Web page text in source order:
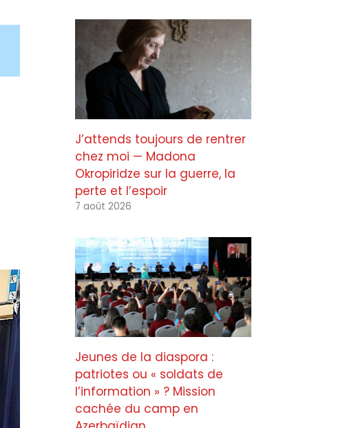
J’attends toujours de rentrer
chez moi — Madona
Okropiridze sur la guerre, la
perte et l’espoir
7 août 2026
Jeunes de la diaspora :
patriotes ou « soldats de
l’information » ? Mission
cachée du camp en